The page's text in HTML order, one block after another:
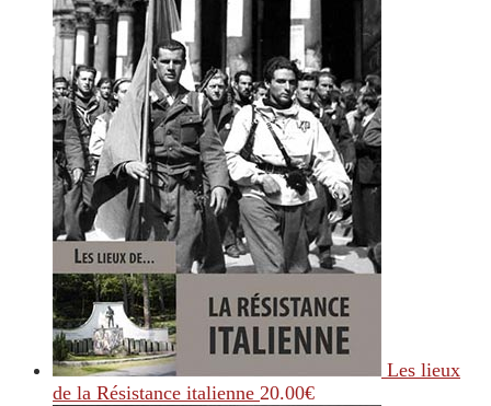
Les lieux
de la Résistance italienne 20.00€